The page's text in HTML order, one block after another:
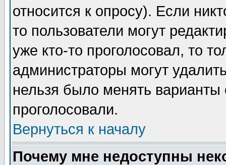
относится к опросу). Если
то пользователи могут
уже кто-то проголосовал, то
администраторы могут
нельзя было менять
проголосовали.
Вернуться к началу
Почему мне недоступны